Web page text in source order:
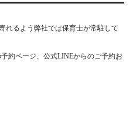
れるよう弊社では保育士が常駐して
約ページ、公式LINEからのご予約お